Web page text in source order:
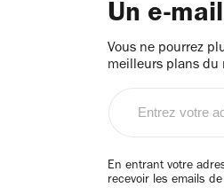
Un e-
Vous ne pourrez
meilleurs plans du
email
En entrant votre
recevoir les emails